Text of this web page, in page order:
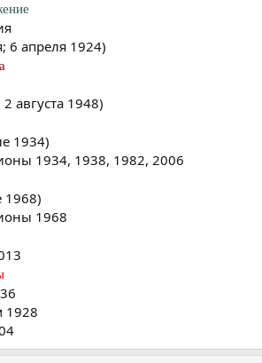
6 апреля 1924)
августа 1948)
1934)
1934, 1938, 1982, 2006
1968)
1968
1928